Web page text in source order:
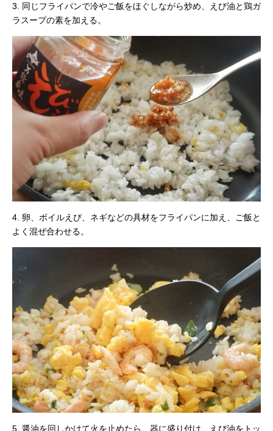
3. 同じフライパンで冷やご飯をほぐしながら炒め、えび油と鶏ガ
ラスープの素を加える。
4. 卵、ボイルえび、ネギなどの具材をフライパンに加え、ご飯と
よく混ぜ合わせる。
5. 醤油を回しかけて火を止めたら、器に盛り付け、えび油をトッ